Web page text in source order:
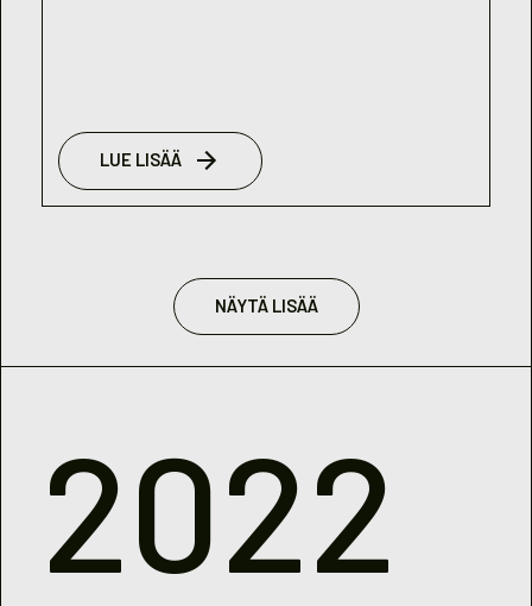
LUE LISÄÄ
NÄYTÄ LISÄÄ
2022